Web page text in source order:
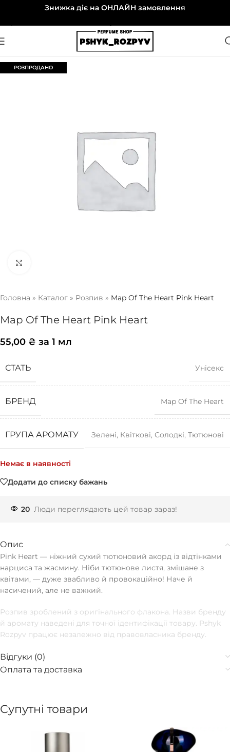
Перейти до навігаціїЗнижка діє на ОНЛАЙН замовлення
РОЗПРОДАНО
Головна » Каталог » Розпив » Map Of The Heart Pink Heart
Map Of The Heart Pink Heart
55,00 ₴ за 1 мл
СТАТЬ Унісекс
БРЕНД Map Of The Heart
ГРУПА АРОМАТУ Зелені, Квіткові, Солодкі, Тютюнові
Немає в наявності
Додати до списку бажань
20 Люди переглядають цей товар зараз!
Опис
Pink Heart — ніжний сухий тютюновий акорд із відтінками
нарциса та жасмину. Ніби тютюнове листя, змішане з
квітами, — дуже звабливо й провокаційно! Наче й
насичений, але не важкий.
Розпив зроблений з оригінального флакона. Назви бренду
й аромату наведені для точної ідентифікації товару. Pshyk
Rozpyv працює незалежно від правовласника бренду.
Відгуки (0)
Оплата та доставка
Супутні товари